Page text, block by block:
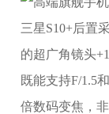
三星S10+后置
的超广角镜头
既能支持F/1.5
倍数码变焦，